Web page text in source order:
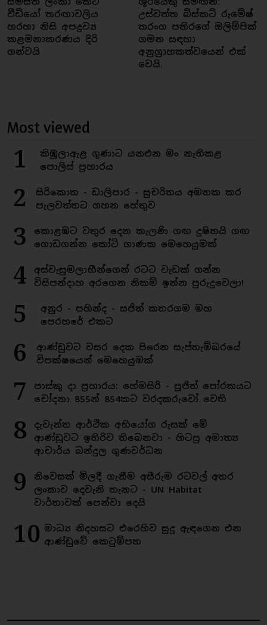
වීඩියෝ තරඟාවලිය
හරහා නිසි අපද්‍රව්‍ය
කළමනාකරණය දිරි
ගන්වයි
උස්වත්ත බිස්කට් රුමේෂ්
තරංග පතිරගේ ඔලිම්පික්
ගමන සඳහා
අනුග්‍රාහකත්වයෙන් එක්
වෙයි.
Most viewed
1
කිඹුලාඇළ ගුණාට යනඑන මං නැතිකළ
පොලිස් ප්‍රහාරය
2
සිරිකොත - ඩාලිපාර - සුචරිතය අමතක කර
පැලවත්තට ගහන හේතුව
3
කොළඹට වතුර දෙන කැලණි ගඟ දුෂිතයි ගඟ
ගොඩගන්න කෝටි ගාණක මෙහෙයුමක්
4
අස්වැසුමලාභීන්ගෙන් රටට වැඩක් ගන්න
විසිපන්දාහ අරගෙන නිකම් ඉන්න පුරුදුවෙලා!
5
අනුර - පහින්ද - සජිත් කතරගම මහ
පෙරහරේ එකට
6
ආණ්ඩුවට වසර දෙක පිරෙන සැප්තැම්බරයේ
විපක්ෂයෙන් මෙහෙයුමක්
7
පාස්කු දා ප්‍රහාරය: හේමසිරි - පූජිත් පෝරකයට
චෝදනා 855න් 854කට වරදකරුවෝ වෙති
8
දැවැන්ත ආර්ථික අභියෝග රුසක් මේ
ආණ්ඩුවට ඉතිරිව තිබෙනවා - හිටපු අමාත්‍ය
ආචාර්ය බන්දුල ගුණවර්ධන
9
නිවෙසක් මිලදී ගැනීම අසීරුම රටවල් අතර
ලංකාව දෙවැනි තැනට - UN Habitat
වාර්තාවක් පෙන්වා දෙයි
10 මාධ්‍ය නිදහසට එරෙහිව සුදු ඇඳගෙන එන
ආණ්ඩුවේ කෙටුම්පත